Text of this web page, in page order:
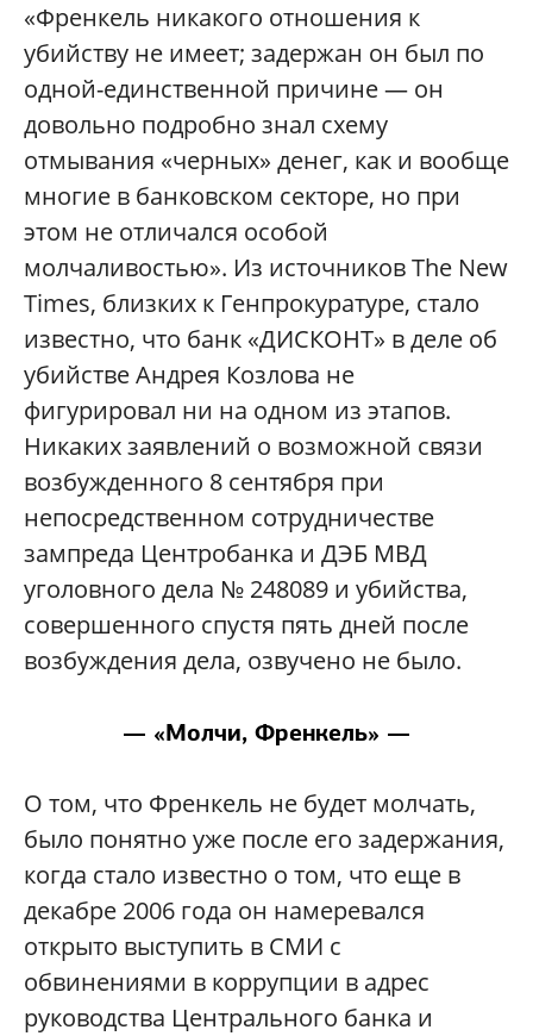
«Френкель никакого отношения к
убийству не имеет; задержан он был по
одной-единственной причине — он
довольно подробно знал схему
отмывания «черных» денег, как и вообще
многие в банковском секторе, но при
этом не отличался особой
молчаливостью». Из источников The New
Times, близких к Генпрокуратуре, стало
известно, что банк «ДИСКОНТ» в деле об
убийстве Андрея Козлова не
фигурировал ни на одном из этапов.
Никаких заявлений о возможной связи
возбужденного 8 сентября при
непосредственном сотрудничестве
зампреда Центробанка и ДЭБ МВД
уголовного дела № 248089 и убийства,
совершенного спустя пять дней после
возбуждения дела, озвучено не было.
— «Молчи, Френкель» —
О том, что Френкель не будет молчать,
было понятно уже после его задержания,
когда стало известно о том, что еще в
декабре 2006 года он намеревался
открыто выступить в СМИ с
обвинениями в коррупции в адрес
руководства Центрального банка и